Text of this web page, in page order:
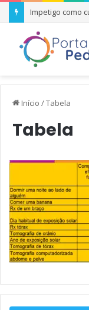
Impetigo como
Início /Tabela
Tabela